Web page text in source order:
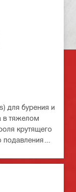
для бурения и
в тяжелом
крутящего
подавления